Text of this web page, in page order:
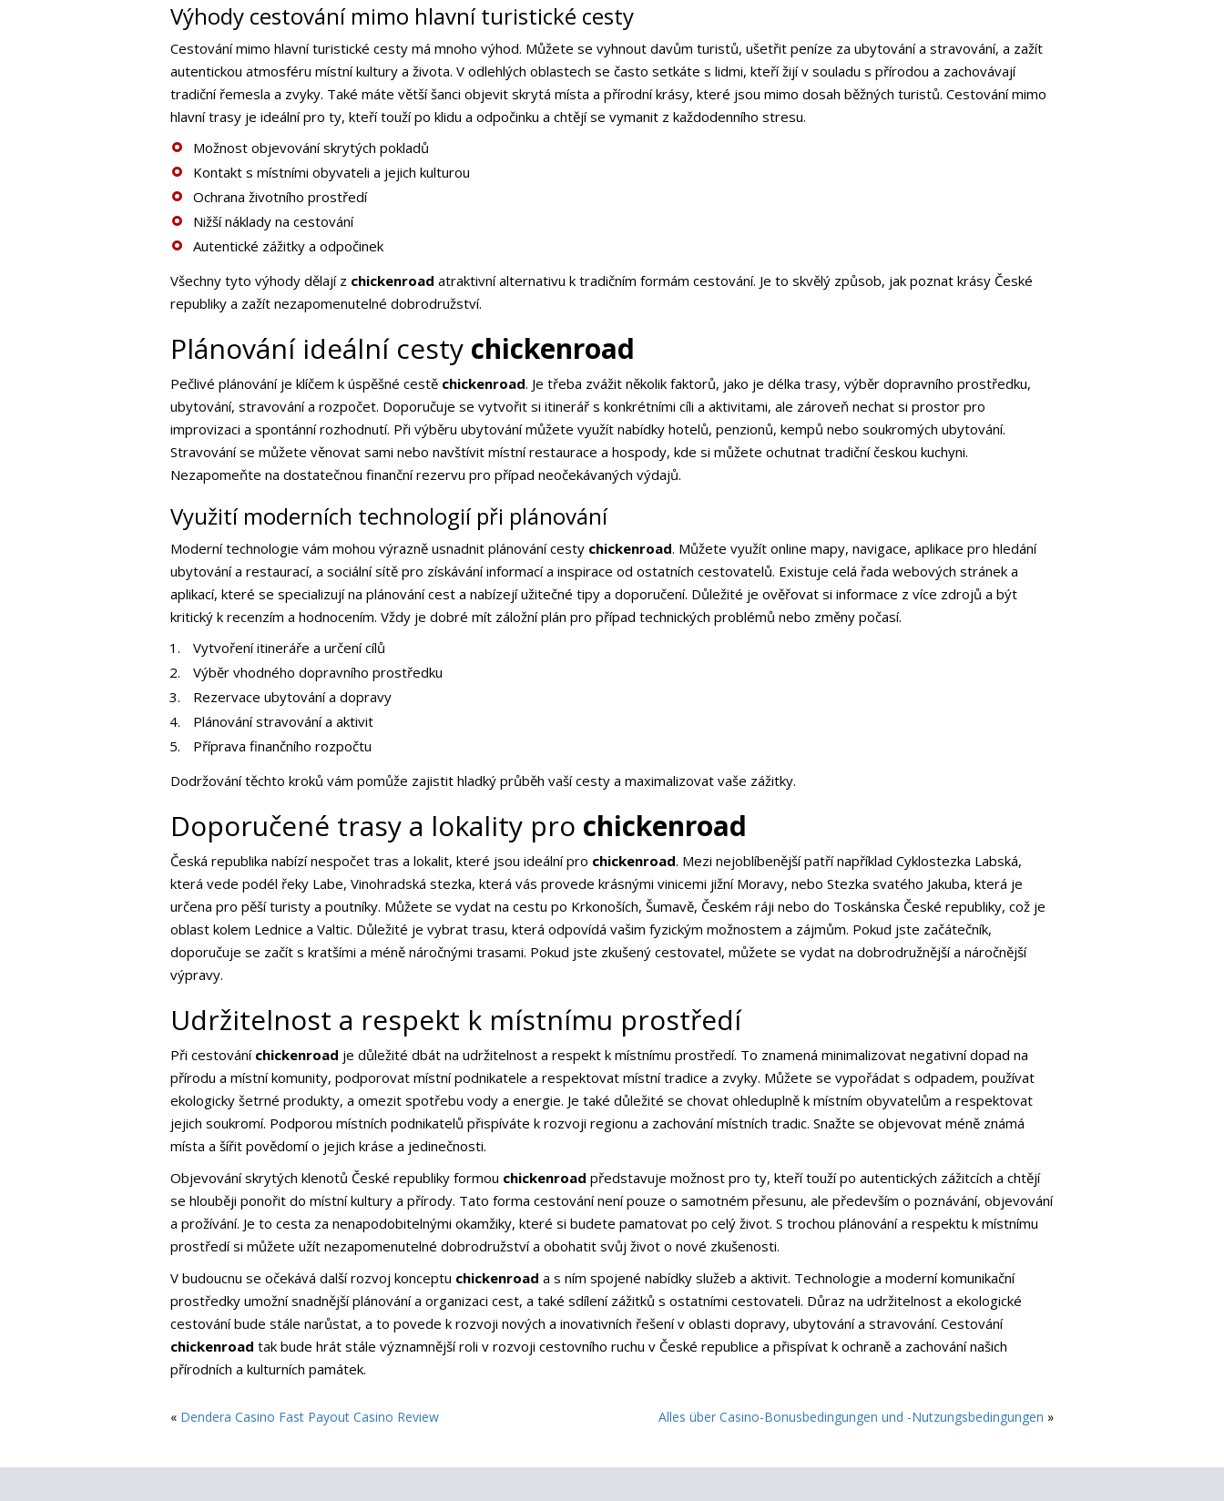
Výhody cestování mimo hlavní turistické cesty
Cestování mimo hlavní turistické cesty má mnoho výhod. Můžete se vyhnout davům turistů, ušetřit peníze za ubytování a stravování, a zažít
autentickou atmosféru místní kultury a života. V odlehlých oblastech se často setkáte s lidmi, kteří žijí v souladu s přírodou a zachovávají
tradiční řemesla a zvyky. Také máte větší šanci objevit skrytá místa a přírodní krásy, které jsou mimo dosah běžných turistů. Cestování mimo
hlavní trasy je ideální pro ty, kteří touží po klidu a odpočinku a chtějí se vymanit z každodenního stresu.
Možnost objevování skrytých pokladů
Kontakt s místními obyvateli a jejich kulturou
Ochrana životního prostředí
Nižší náklady na cestování
Autentické zážitky a odpočinek
Všechny tyto výhody dělají z chickenroad atraktivní alternativu k tradičním formám cestování. Je to skvělý způsob, jak poznat krásy České
republiky a zažít nezapomenutelné dobrodružství.
Plánování ideální cesty chickenroad
Pečlivé plánování je klíčem k úspěšné cestě chickenroad. Je třeba zvážit několik faktorů, jako je délka trasy, výběr dopravního prostředku,
ubytování, stravování a rozpočet. Doporučuje se vytvořit si itinerář s konkrétními cíli a aktivitami, ale zároveň nechat si prostor pro
improvizaci a spontánní rozhodnutí. Při výběru ubytování můžete využít nabídky hotelů, penzionů, kempů nebo soukromých ubytování.
Stravování se můžete věnovat sami nebo navštívit místní restaurace a hospody, kde si můžete ochutnat tradiční českou kuchyni.
Nezapomeňte na dostatečnou finanční rezervu pro případ neočekávaných výdajů.
Využití moderních technologií při plánování
Moderní technologie vám mohou výrazně usnadnit plánování cesty chickenroad. Můžete využít online mapy, navigace, aplikace pro hledání
ubytování a restaurací, a sociální sítě pro získávání informací a inspirace od ostatních cestovatelů. Existuje celá řada webových stránek a
aplikací, které se specializují na plánování cest a nabízejí užitečné tipy a doporučení. Důležité je ověřovat si informace z více zdrojů a být
kritický k recenzím a hodnocením. Vždy je dobré mít záložní plán pro případ technických problémů nebo změny počasí.
Vytvoření itineráře a určení cílů
Výběr vhodného dopravního prostředku
Rezervace ubytování a dopravy
Plánování stravování a aktivit
Příprava finančního rozpočtu
Dodržování těchto kroků vám pomůže zajistit hladký průběh vaší cesty a maximalizovat vaše zážitky.
Doporučené trasy a lokality pro chickenroad
Česká republika nabízí nespočet tras a lokalit, které jsou ideální pro chickenroad. Mezi nejoblíbenější patří například Cyklostezka Labská,
která vede podél řeky Labe, Vinohradská stezka, která vás provede krásnými vinicemi jižní Moravy, nebo Stezka svatého Jakuba, která je
určena pro pěší turisty a poutníky. Můžete se vydat na cestu po Krkonoších, Šumavě, Českém ráji nebo do Toskánska České republiky, což je
oblast kolem Lednice a Valtic. Důležité je vybrat trasu, která odpovídá vašim fyzickým možnostem a zájmům. Pokud jste začátečník,
doporučuje se začít s kratšími a méně náročnými trasami. Pokud jste zkušený cestovatel, můžete se vydat na dobrodružnější a náročnější
výpravy.
Udržitelnost a respekt k místnímu prostředí
Při cestování chickenroad je důležité dbát na udržitelnost a respekt k místnímu prostředí. To znamená minimalizovat negativní dopad na
přírodu a místní komunity, podporovat místní podnikatele a respektovat místní tradice a zvyky. Můžete se vypořádat s odpadem, používat
ekologicky šetrné produkty, a omezit spotřebu vody a energie. Je také důležité se chovat ohleduplně k místním obyvatelům a respektovat
jejich soukromí. Podporou místních podnikatelů přispíváte k rozvoji regionu a zachování místních tradic. Snažte se objevovat méně známá
místa a šířit povědomí o jejich kráse a jedinečnosti.
Objevování skrytých klenotů České republiky formou chickenroad představuje možnost pro ty, kteří touží po autentických zážitcích a chtějí
se hlouběji ponořit do místní kultury a přírody. Tato forma cestování není pouze o samotném přesunu, ale především o poznávání, objevování
a prožívání. Je to cesta za nenapodobitelnými okamžiky, které si budete pamatovat po celý život. S trochou plánování a respektu k místnímu
prostředí si můžete užít nezapomenutelné dobrodružství a obohatit svůj život o nové zkušenosti.
V budoucnu se očekává další rozvoj konceptu chickenroad a s ním spojené nabídky služeb a aktivit. Technologie a moderní komunikační
prostředky umožní snadnější plánování a organizaci cest, a také sdílení zážitků s ostatními cestovateli. Důraz na udržitelnost a ekologické
cestování bude stále narůstat, a to povede k rozvoji nových a inovativních řešení v oblasti dopravy, ubytování a stravování. Cestování
chickenroad tak bude hrát stále významnější roli v rozvoji cestovního ruchu v České republice a přispívat k ochraně a zachování našich
přírodních a kulturních památek.
« Dendera Casino Fast Payout Casino Review Alles über Casino-Bonusbedingungen und -Nutzungsbedingungen »